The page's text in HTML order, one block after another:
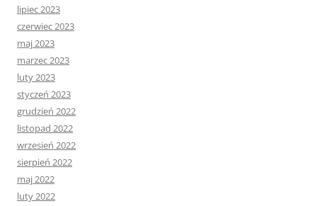
lipiec 2023
czerwiec 2023
maj 2023
marzec 2023
luty 2023
styczeń 2023
grudzień 2022
listopad 2022
wrzesień 2022
sierpień 2022
maj 2022
luty 2022